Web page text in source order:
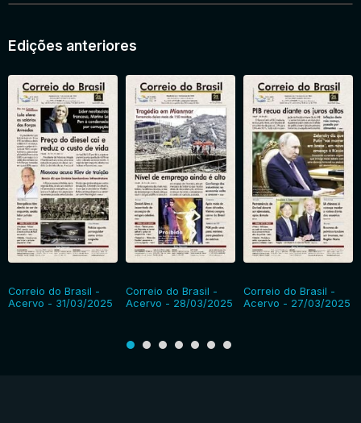
Edições anteriores
Correio do Brasil -
Acervo - 31/03/2025
Correio do Brasil -
Acervo - 28/03/2025
Correio do Brasil -
Acervo - 27/03/2025